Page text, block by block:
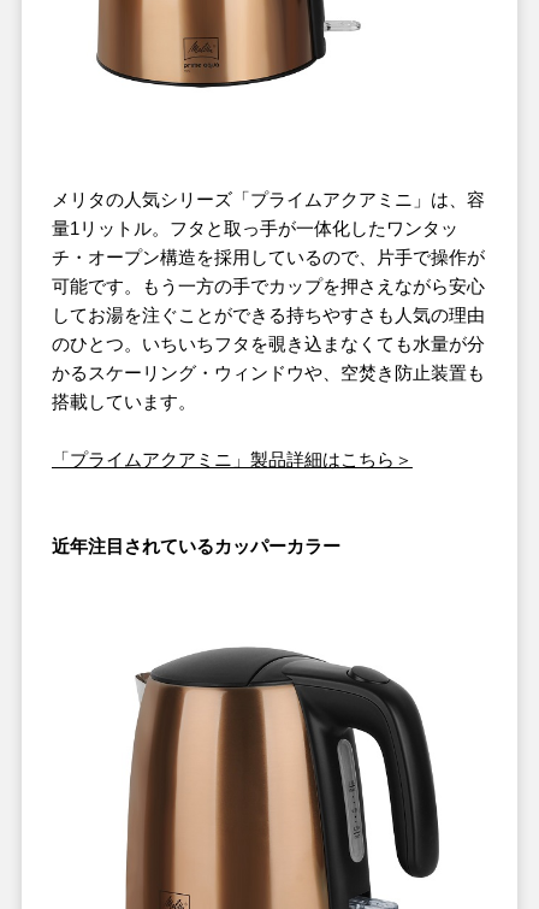
メリタの人気シリーズ「プライムアクアミニ」は、容
量1リットル。フタと取っ手が一体化したワンタッ
チ・オープン構造を採用しているので、片手で操作が
可能です。もう一方の手でカップを押さえながら安心
してお湯を注ぐことができる持ちやすさも人気の理由
のひとつ。いちいちフタを覗き込まなくても水量が分
かるスケーリング・ウィンドウや、空焚き防止装置も
搭載しています。
「プライムアクアミニ」製品詳細はこちら＞
近年注目されているカッパーカラー